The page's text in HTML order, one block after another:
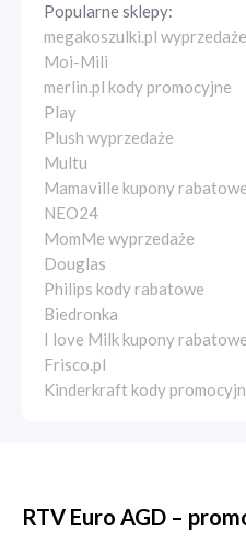
Popularne sklepy:
megakoszulki.pl wyprzedaże
Moi-Mili
merlin.pl kody promocyjne
Play
Plush wyprzedaże
Multu
Mamaville kupony rabatowe
NEO24
MomMe wyprzedaże
Douglas
Philips kody rabatowe
Biedronka
I love Milk kupony rabatowe
Frisco.pl
Kinderkraft kody
RTV Euro AGD –